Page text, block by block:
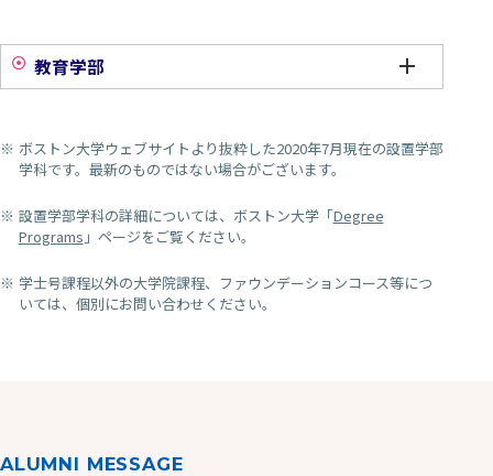
教育学部
ボストン大学ウェブサイトより抜粋した2020年7月現在の設置学部
学科です。最新のものではない場合がございます。
設置学部学科の詳細については、ボストン大学「Degree
Programs 」ページをご覧ください。
学士号課程以外の大学院課程、ファウンデーションコース等につ
いては、個別にお問い合わせください。
ALUMNI MESSAGE